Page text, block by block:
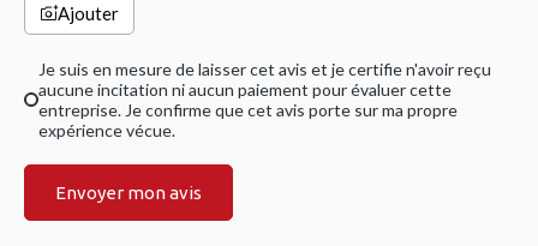
Ajouter
Je suis en mesure de laisser cet avis et je certifie n'avoir reçu
aucune incitation ni aucun paiement pour évaluer cette
entreprise. Je confirme que cet avis porte sur ma propre
expérience vécue.
Envoyer mon avis